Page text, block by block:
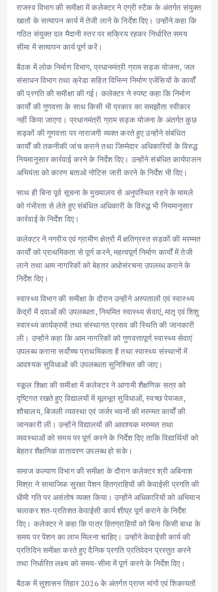
राजस्व विभाग की समीक्षा में कलेक्टर ने एग्री स्टैक के अंतर्गत संयुक्त
खातों के सत्यापन कार्य में तेजी लाने के निर्देश दिए। उन्होंने कहा कि
गठित संयुक्त दल मैदानी स्तर पर सक्रिय रहकर निर्धारित समय
सीमा में सत्यापन कार्य पूर्ण करें।
बैठक में लोक निर्माण विभाग, प्रधानमंत्री ग्राम सड़क योजना, जल
संसाधन विभाग तथा क्रेडा सहित विभिन्न निर्माण एजेंसियों के कार्यों
की प्रगति की समीक्षा की गई। कलेक्टर ने स्पष्ट कहा कि निर्माण
कार्यों की गुणवत्ता के साथ किसी भी प्रकार का समझौता स्वीकार
नहीं किया जाएगा। प्रधानमंत्री ग्राम सड़क योजना के अंतर्गत कुछ
सड़कों की गुणवत्ता पर नाराजगी व्यक्त करते हुए उन्होंने संबंधित
कार्यों की तकनीकी जांच कराने तथा जिम्मेदार अधिकारियों के विरुद्ध
नियमानुसार कार्रवाई करने के निर्देश दिए। उन्होंने संबंधित कार्यपालन
अभियंता को कारण बताओ नोटिस जारी करने के निर्देश भी दिए।
साथ ही बिना पूर्व सूचना के मुख्यालय से अनुपस्थित रहने के मामले
को गंभीरता से लेते हुए संबंधित अधिकारी के विरुद्ध भी नियमानुसार
कार्रवाई के निर्देश दिए।
कलेक्टर ने नगरीय एवं ग्रामीण क्षेत्रों में क्षतिग्रस्त सड़कों की मरम्मत
कार्यों को प्राथमिकता से पूर्ण करने, महत्वपूर्ण निर्माण कार्यों में तेजी
लाने तथा आम नागरिकों को बेहतर अधोसंरचना उपलब्ध कराने के
निर्देश दिए।
स्वास्थ्य विभाग की समीक्षा के दौरान उन्होंने अस्पतालों एवं स्वास्थ्य
केंद्रों में दवाओं की उपलब्धता, नियमित स्वास्थ्य सेवाएं, मातृ एवं शिशु
स्वास्थ्य कार्यक्रमों तथा संस्थागत प्रसव की स्थिति की जानकारी
ली। उन्होंने कहा कि आम नागरिकों को गुणवत्तापूर्ण स्वास्थ्य सेवाएं
उपलब्ध कराना सर्वोच्च प्राथमिकता है तथा स्वास्थ्य संस्थानों में
आवश्यक सुविधाओं की उपलब्धता सुनिश्चित की जाए।
स्कूल शिक्षा की समीक्षा में कलेक्टर ने आगामी शैक्षणिक सत्र को
दृष्टिगत रखते हुए विद्यालयों में मूलभूत सुविधाओं, स्वच्छ पेयजल,
शौचालय, बिजली व्यवस्था एवं जर्जर भवनों की मरम्मत कार्यों की
जानकारी ली। उन्होंने विद्यालयों की आवश्यक मरम्मत तथा
व्यवस्थाओं को समय पर पूर्ण करने के निर्देश दिए ताकि विद्यार्थियों को
बेहतर शैक्षणिक वातावरण उपलब्ध हो सके।
समाज कल्याण विभाग की समीक्षा के दौरान कलेक्टर श्री अबिनाश
मिश्रा ने सामाजिक सुरक्षा पेंशन हितग्राहियों की केवाईसी प्रगति की
धीमी गति पर असंतोष व्यक्त किया। उन्होंने अधिकारियों को अभियान
चलाकर शत-प्रतिशत केवाईसी कार्य शीघ्र पूर्ण कराने के निर्देश
दिए। कलेक्टर ने कहा कि पात्र हितग्राहियों को बिना किसी बाधा के
समय पर पेंशन का लाभ मिलना चाहिए। उन्होंने केवाईसी कार्य की
प्रतिदिन समीक्षा करते हुए दैनिक प्रगति प्रतिवेदन प्रस्तुत करने
तथा निर्धारित लक्ष्य को समय-सीमा में पूर्ण करने के निर्देश दिए।
बैठक में सुशासन तिहार 2026 के अंतर्गत प्राप्त मांगों एवं शिकायतों